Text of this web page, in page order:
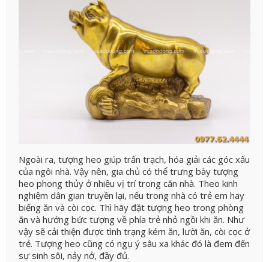
Ngoài ra, tượng heo giúp trấn trạch, hóa giải các góc xấu
của ngôi nhà. Vậy nên, gia chủ có thể trưng bày tượng
heo phong thủy ở nhiều vị trí trong căn nhà. Theo kinh
nghiệm dân gian truyền lại, nếu trong nhà có trẻ em hay
biếng ăn và còi cọc. Thì hãy đặt tượng heo trong phòng
ăn và hướng bức tượng về phía trẻ nhỏ ngồi khi ăn. Như
vậy sẽ cải thiện được tình trạng kém ăn, lười ăn, còi cọc ở
trẻ. Tượng heo cũng có ngụ ý sâu xa khác đó là đem đến
sự sinh sôi, nảy nở, đầy đủ.